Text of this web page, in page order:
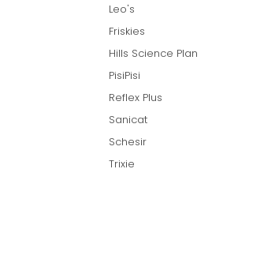
Leo's
Friskies
Hills Science Plan
PisiPisi
Reflex Plus
Sanicat
Schesir
Trixie